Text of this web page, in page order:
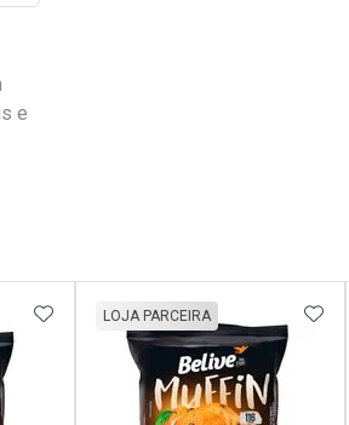
e
ADICIONAR AOS FAVORITOS
LOJA PARCEIRA